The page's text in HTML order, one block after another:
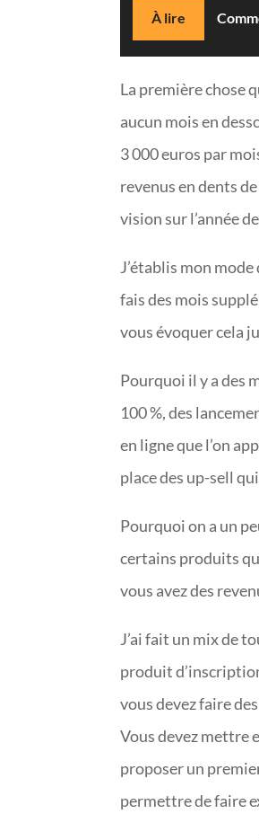
À lire
La première chose
aucun mois en
3 000 euros par
revenus en dents
vision sur l’année
J’établis mon
fais des mois
vous évoquer cela
Pourquoi il y a des
100 %, des
en ligne que l’on
place des up-sell
Pourquoi on a un
certains produits
vous avez des
J’ai fait un mix de
produit
vous devez faire
Vous devez mettre
proposer un
permettre de faire